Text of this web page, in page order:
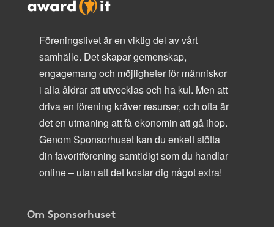
Föreningslivet är en viktig del av vårt
samhälle. Det skapar gemenskap,
engagemang och möjligheter för människor
i alla åldrar att utvecklas och ha kul. Men att
driva en förening kräver resurser, och ofta är
det en utmaning att få ekonomin att gå ihop.
Genom Sponsorhuset kan du enkelt stötta
din favoritförening samtidigt som du handlar
online – utan att det kostar dig något extra!
Om Sponsorhuset